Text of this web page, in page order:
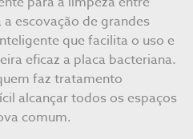
escovação de grandes
que facilita o uso e
eficaz a placa bacteriana.
faz tratamento
alcançar todos os espaços
comum.